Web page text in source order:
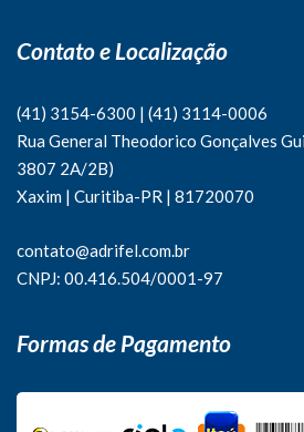
Contato e Localização
(41) 3154-6300 | (41) 3114-0006
Rua General Theodorico Gonçalves
3807 2A/2B)
Xaxim | Curitiba-PR | 81720070
contato@adrifel.com.br
CNPJ: 00.416.504/0001-97
Formas de Pagamento